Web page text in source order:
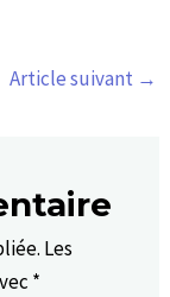
Article suivant →
Les
*